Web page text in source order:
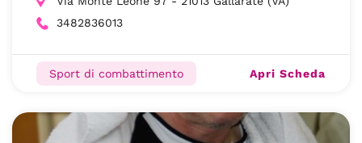
3482836013
Sport di combattimento Apri Scheda